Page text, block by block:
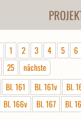
1 2 3 4 5 6
25
nächste
Bl. 161 Bl. 161v Bl.
Bl. 166v Bl. 167 Bl.